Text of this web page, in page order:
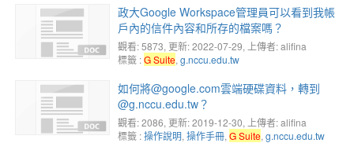
政大Google Workspace管理員可以看到我帳
戶內的信件內容和所存的檔案嗎？
觀看: 5873, 更新: 2022-07-29, 上傳者: alifina
標籤 :G Suite, g.nccu.edu.tw
如何將@google.com雲端硬碟資料，轉到
@g.nccu.edu.tw？
觀看: 2086, 更新: 2019-12-30, 上傳者: alifina
標籤 :操作說明, 操作手冊, G Suite, g.nccu.edu.tw